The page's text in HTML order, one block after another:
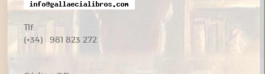
Tlf:
(+34) 981 823 272